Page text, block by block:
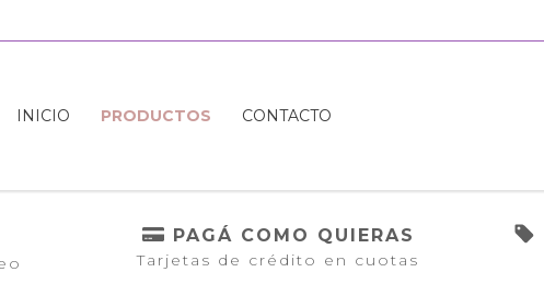
INICIO PRODUCTOS CONTACTO
PAGÁ COMO QUIERAS
Tarjetas de crédito en cuotas